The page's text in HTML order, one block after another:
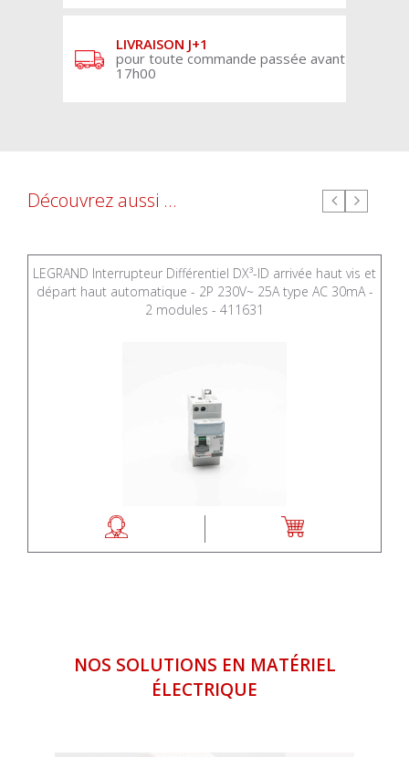
LIVRAISON J+1
pour toute commande passée avant
17h00
Découvrez aussi ...
LEGRAND Interrupteur Différentiel DX³-ID arrivée haut vis et
départ haut automatique - 2P 230V~ 25A type AC 30mA -
2 modules - 411631
NOS SOLUTIONS EN MATÉRIEL
ÉLECTRIQUE